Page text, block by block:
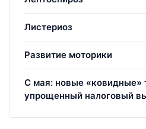
Листериоз
Развитие моторики
С мая: новые «ковидные»
упрощенный налоговый